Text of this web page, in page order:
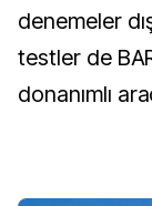
denemeler
testler de
donanımlı